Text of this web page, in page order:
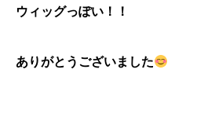
ウィッグっぽい！！
ありがとうございました